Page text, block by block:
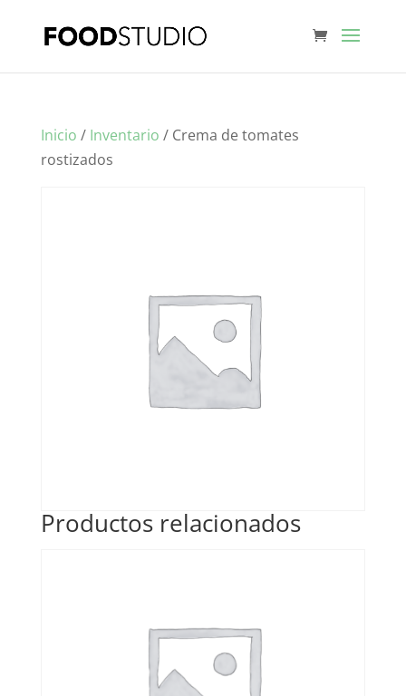
Inicio / Inventario / Crema de tomates
rostizados
Productos relacionados